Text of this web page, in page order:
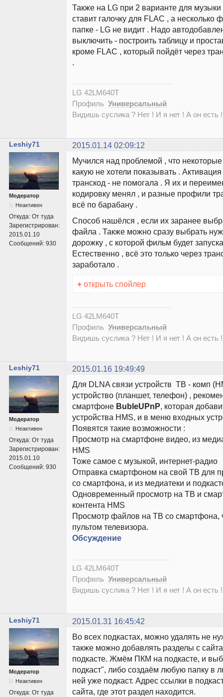
Также на LG при 2 варианте для
ставит галочку для FLAC , а несколько
папке - LG не видит . Надо
выключить - построить таблицу и
кроме FLAC , который пойдёт через
.
LG 42LM640T
Профиль Универсальный
Видишь суслика ? Нет ! И я нет ! А он есть
Leshiy71 2015.01.14 02:09:12
Модератор
Неактивен
Откуда: От туда
Зарегистрирован:
2015.01.10
Сообщений: 930
Мучился над проблемой , что
какую не хотели показывать .
транскод - не помогала . Я их и
кодировку менял , и разные профили
всё по барабану .
Способ нашёлся , если их заранее
файла . Также можно сразу выбрать
дорожку , с которой фильм будет
Естественно , всё это только через
заработало .
+ открыть спойлер
LG 42LM640T
Профиль Универсальный
Видишь суслика ? Нет ! И я нет ! А он есть
Leshiy71 2015.01.16 19:49:49
Модератор
Неактивен
Откуда: От туда
Зарегистрирован:
2015.01.10
Сообщений: 930
Для DLNA связи устройств ТВ - комп
устройство (планшет, телефон) ,
смартфоне BubleUPnP, которая
устройства HMS, и в меню входных
Появятся такие возможности :
Просмотр на смартфоне видео, из
HMS
Тоже самое с музыкой, интернет-радио
Отправка смартфоном на свой ТВ для
со смартфона, и из медиатеки и
Одновременный просмотр на ТВ и
контента HMS
Просмотр файлов на ТВ со смартфона,
пультом телевизора.
Обсуждение
LG 42LM640T
Профиль Универсальный
Видишь суслика ? Нет ! И я нет ! А он есть
Leshiy71 2015.01.31 16:45:42
Модератор
Неактивен
Откуда: От туда
Во всех подкастах, можно удалять не
также можно добавлять разделы с
подкасте. Жмём ПКМ на подкасте, и
подкаст", либо создаём любую папку в
ней уже подкаст. Адрес ссылки в
сайта, где этот раздел находится.